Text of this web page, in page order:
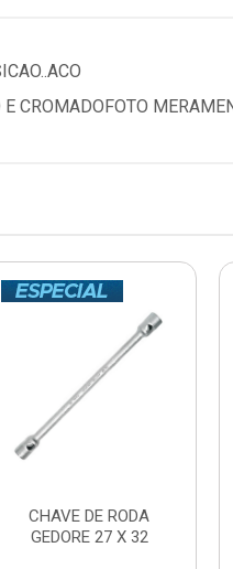
CROMADOFOTO
CHAVE DE RODA
GEDORE 27 X 32